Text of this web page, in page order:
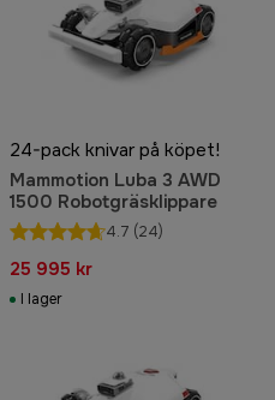
24-pack knivar på köpet!
Mammotion Luba 3 AWD
1500 Robotgräsklippare
4.7 (24)
25 995 kr
I lager